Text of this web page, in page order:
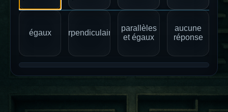
égaux perpendiculaires
parallèles
et égaux
aucune
réponse